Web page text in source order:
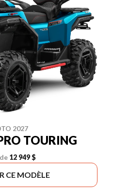
2027
TOURING
12 949 $
CE MODÈLE